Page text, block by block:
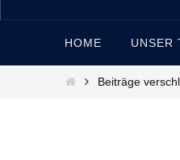
springen
HOME UNSER
StartBeiträge